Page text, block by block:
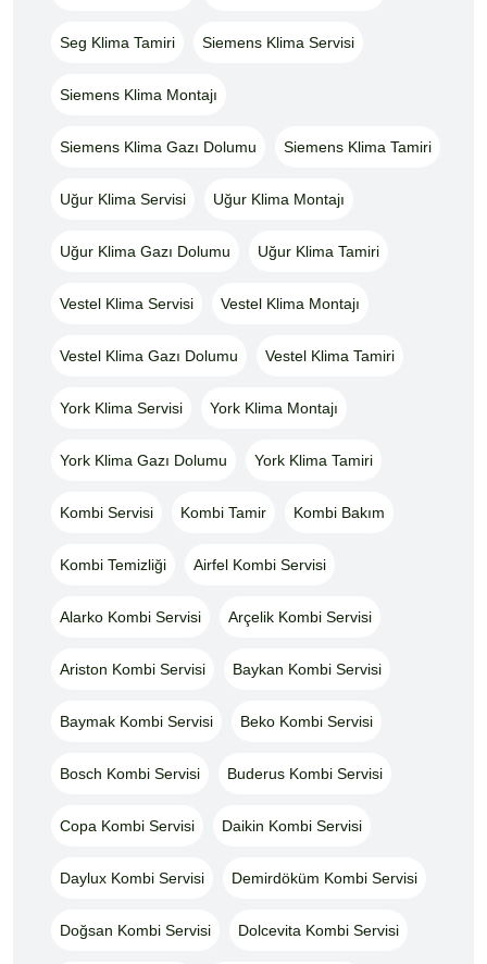
Seg Klima Tamiri Siemens Klima Servisi
Siemens Klima Montajı
Siemens Klima Gazı Dolumu Siemens Klima Tamiri
Uğur Klima Servisi Uğur Klima Montajı
Uğur Klima Gazı Dolumu Uğur Klima Tamiri
Vestel Klima Servisi Vestel Klima Montajı
Vestel Klima Gazı Dolumu Vestel Klima Tamiri
York Klima Servisi York Klima Montajı
York Klima Gazı Dolumu York Klima Tamiri
Kombi Servisi Kombi Tamir Kombi Bakım
Kombi Temizliği Airfel Kombi Servisi
Alarko Kombi Servisi Arçelik Kombi Servisi
Ariston Kombi Servisi Baykan Kombi Servisi
Baymak Kombi Servisi Beko Kombi Servisi
Bosch Kombi Servisi Buderus Kombi Servisi
Copa Kombi Servisi Daikin Kombi Servisi
Daylux Kombi Servisi Demirdöküm Kombi Servisi
Doğsan Kombi Servisi Dolcevita Kombi Servisi